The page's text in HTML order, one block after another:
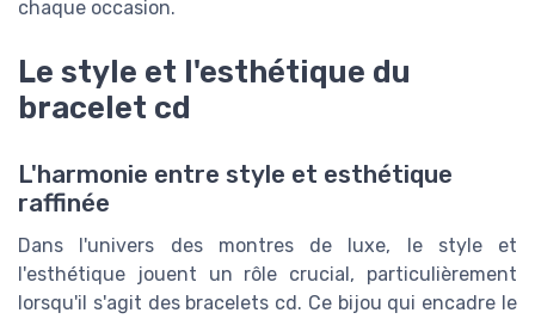
chaque occasion.
Le style et l'esthétique du
bracelet cd
L'harmonie entre style et esthétique
raffinée
Dans l'univers des montres de luxe, le style et
l'esthétique jouent un rôle crucial, particulièrement
lorsqu'il s'agit des bracelets cd. Ce bijou qui encadre le